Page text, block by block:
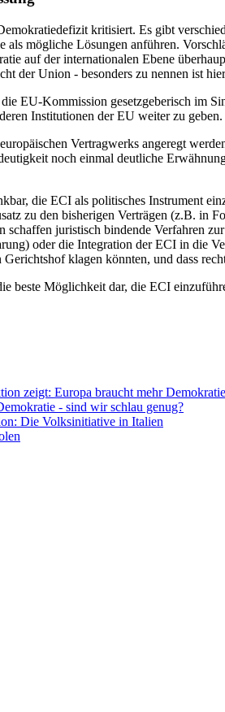
kritisiert. Es gibt
mögliche Lösungen anführen.
auf der internationalen Ebene
der Union - besonders zu nennen ist
EU-Kommission gesetzgeberisch im
Institutionen der EU weiter zu geben.
Vertragwerks angeregt
noch einmal deutliche
die ECI als politisches Instrument
zu den bisherigen Verträgen (z.B. in
schaffen juristisch bindende Verfahren
oder die Integration der ECI in die
klagen könnten, und dass
beste Möglichkeit dar, die ECI
zeigt: Europa braucht mehr
- sind wir schlau genug?
Die Volksinitiative in Italien